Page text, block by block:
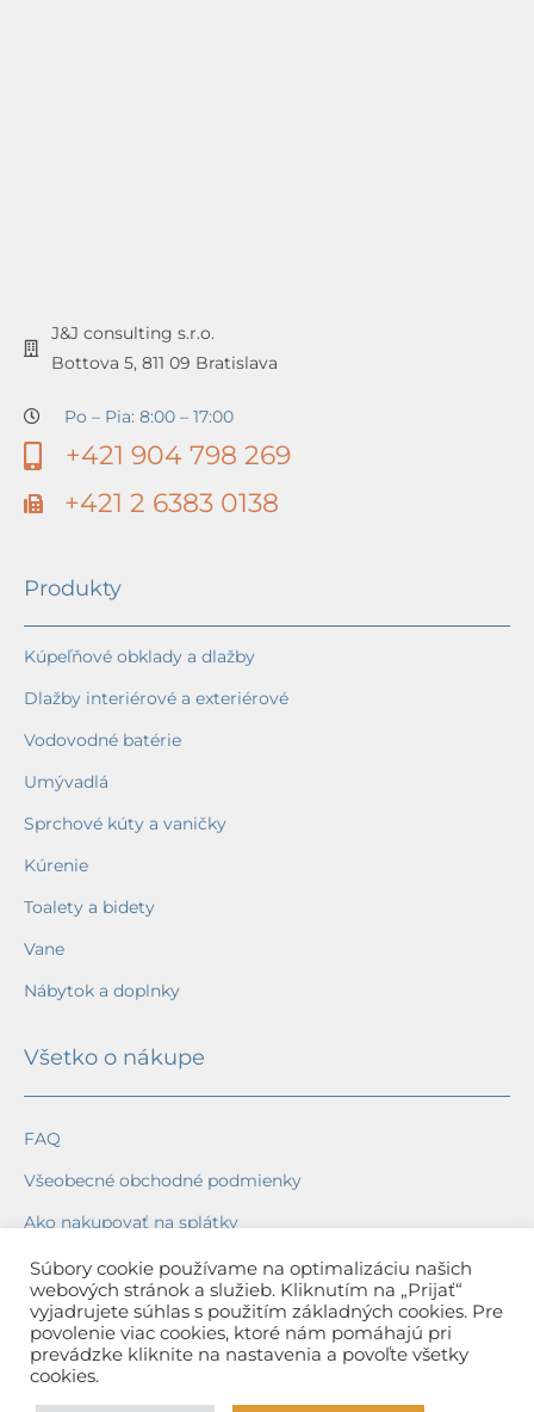
J&J consulting s.r.o.
Bottova 5, 811 09 Bratislava
Po – Pia: 8:00 – 17:00
+421 904 798 269
+421 2 6383 0138
Produkty
Kúpeľňové obklady a dlažby
Dlažby interiérové a exteriérové
Vodovodné batérie
Umývadlá
Sprchové kúty a vaničky
Kúrenie
Toalety a bidety
Vane
Nábytok a doplnky
Všetko o nákupe
FAQ
Všeobecné obchodné podmienky
Ako nakupovať na splátky
Ochrana osobných údajov
Reklamačný poriadok
Spôsob a cena dopravy
Súbory cookie používame na optimalizáciu našich
webových stránok a služieb. Kliknutím na „Prijať“
vyjadrujete súhlas s použitím základných cookies. Pre
povolenie viac cookies, ktoré nám pomáhajú pri
prevádzke kliknite na nastavenia a povoľte všetky
cookies.